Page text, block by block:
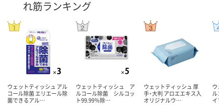
れ筋ランキング
ウェットティッシュ アル
コール除菌 エリエール除
菌できるアル…
ウェットティッシュ ア
ルコール除菌 シルコッ
ト99.99％除…
ウェットティッシュ 厚
手・大判 アロエエキス入
オリジナルウ…
ウ
ル